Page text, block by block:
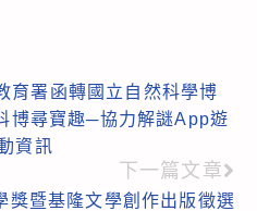
育署函轉國立自然科學博
博尋寶趣─協力解謎App遊
資訊
下一篇文章
獎暨基隆文學創作出版徵選